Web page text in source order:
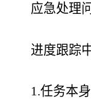
应急处理
进度跟踪
1.任务本